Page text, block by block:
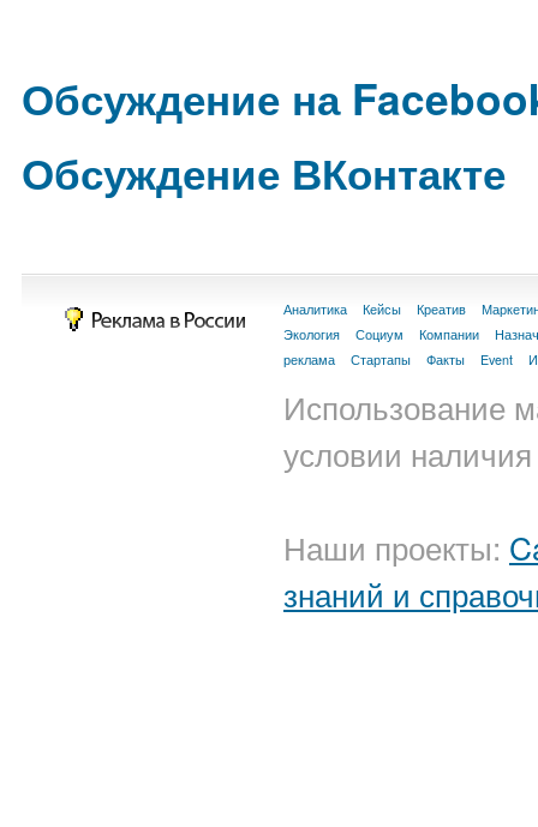
Обсуждение на
Обсуждение ВКонтакте
Аналитика Кейсы Креатив
Экология
Социум Компании
реклама
Стартапы Факты Event
Использование
условии
Наши проекты:
знаний и